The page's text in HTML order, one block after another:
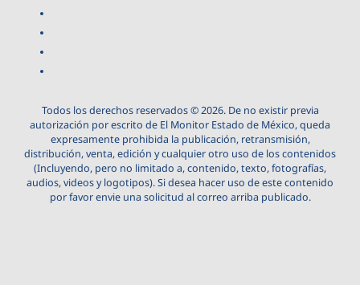
Todos los derechos reservados © 2026. De no existir previa
autorización por escrito de El Monitor Estado de México, queda
expresamente prohibida la publicación, retransmisión,
distribución, venta, edición y cualquier otro uso de los contenidos
(Incluyendo, pero no limitado a, contenido, texto, fotografías,
audios, videos y logotipos). Si desea hacer uso de este contenido
por favor envie una solicitud al correo arriba publicado.